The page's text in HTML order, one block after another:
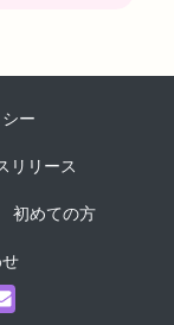
ー
リリース
初めての方